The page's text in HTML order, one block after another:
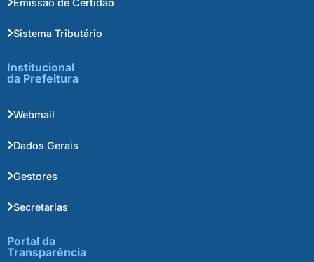
Sistema Tributário
Institucional
da Prefeitura
Webmail
Dados Gerais
Gestores
Secretarias
Portal da
Transparência